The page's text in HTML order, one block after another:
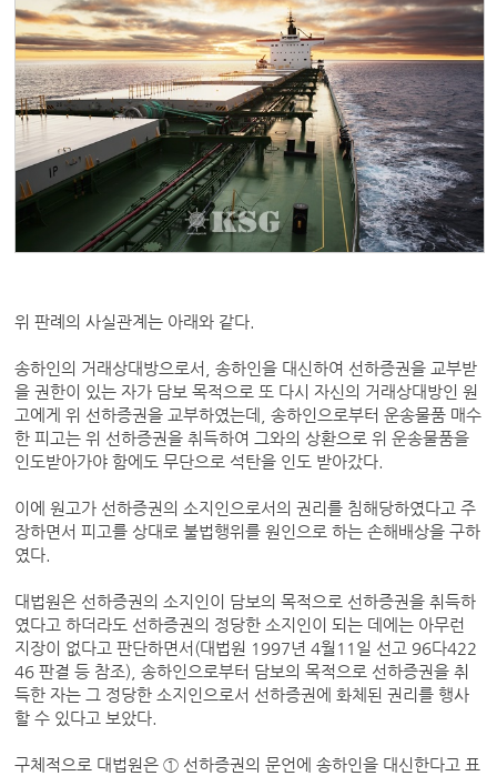
위 판례의 사실관계는 아래와 같다.
송하인의 거래상대방으로서, 송하인을 대신하여 선하증권을 교부받
을 권한이 있는 자가 담보 목적으로 또 다시 자신의 거래상대방인 원
고에게 위 선하증권을 교부하였는데, 송하인으로부터 운송물품 매수
한 피고는 위 선하증권을 취득하여 그와의 상환으로 위 운송물품을
인도받아가야 함에도 무단으로 석탄을 인도 받아갔다.
이에 원고가 선하증권의 소지인으로서의 권리를 침해당하였다고 주
장하면서 피고를 상대로 불법행위를 원인으로 하는 손해배상을 구하
였다.
대법원은 선하증권의 소지인이 담보의 목적으로 선하증권을 취득하
였다고 하더라도 선하증권의 정당한 소지인이 되는 데에는 아무런
지장이 없다고 판단하면서(대법원 1997년 4월11일 선고 96다422
46 판결 등 참조), 송하인으로부터 담보의 목적으로 선하증권을 취
득한 자는 그 정당한 소지인으로서 선하증권에 화체된 권리를 행사
할 수 있다고 보았다.
구체적으로 대법원은 ① 선하증권의 문언에 송하인을 대신한다고 표